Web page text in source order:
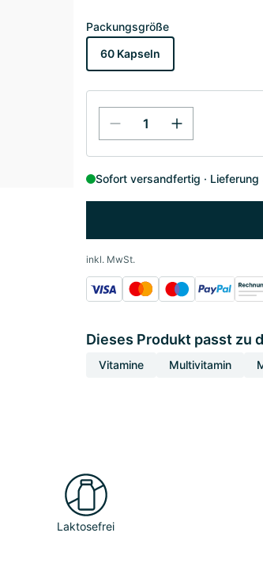
Packungsgröße
60 Kapseln
Sofort versandfertig
inkl. MwSt.
Dieses Produkt passt zu
Vitamine Multivitamin
Laktosefrei